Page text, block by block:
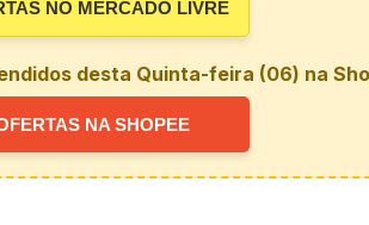
NO MERCADO LIVRE
desta Quinta-feira (06) na
NA SHOPEE